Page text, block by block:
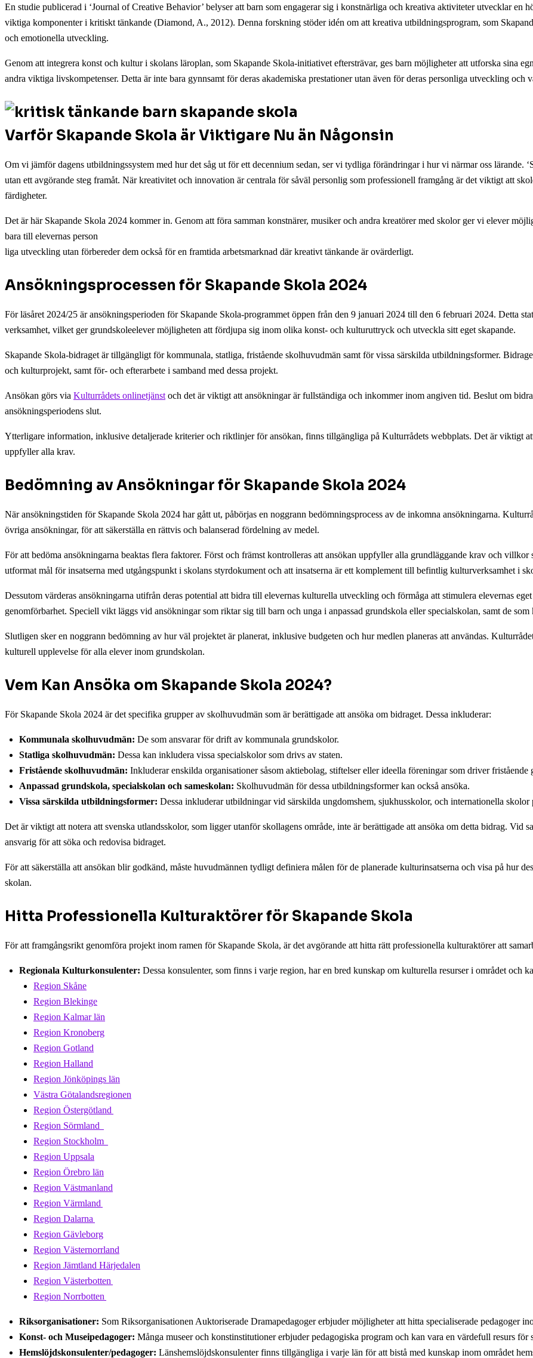
En studie publicerad i ‘Journal of Creative Behavior’ belyser att barn som engagerar sig i konstnärliga och kreativa aktiviteter utvecklar
viktiga komponenter i kritiskt tänkande (Diamond, A., 2012). Denna forskning stöder idén om att kreativa utbildningsprogram, som
och emotionella utveckling.
Genom att integrera konst och kultur i skolans läroplan, som Skapande Skola-initiativet eftersträvar, ges barn möjligheter att utforska sina
andra viktiga livskompetenser. Detta är inte bara gynnsamt för deras akademiska prestationer utan även för deras personliga utveckling och
Varför Skapande Skola är Viktigare Nu än Någonsin
Om vi jämför dagens utbildningssystem med hur det såg ut för ett decennium sedan, ser vi tydliga förändringar i hur vi närmar oss lärande.
utan ett avgörande steg framåt. När kreativitet och innovation är centrala för såväl personlig som professionell framgång är det viktigt att
färdigheter.
Det är här Skapande Skola 2024 kommer in. Genom att föra samman konstnärer, musiker och andra kreatörer med skolor ger vi elever
bara till elevernas person
liga utveckling utan förbereder dem också för en framtida arbetsmarknad där kreativt tänkande är ovärderligt.
Ansökningsprocessen för Skapande Skola 2024
För läsåret 2024/25 är ansökningsperioden för Skapande Skola-programmet öppen från den 9 januari 2024 till den 6 februari 2024. Detta
verksamhet, vilket ger grundskoleelever möjligheten att fördjupa sig inom olika konst- och kulturuttryck och utveckla sitt eget skapande.
Skapande Skola-bidraget är tillgängligt för kommunala, statliga, fristående skolhuvudmän samt för vissa särskilda utbildningsformer.
och kulturprojekt, samt för- och efterarbete i samband med dessa projekt.
Ansökan görs via Kulturrådets onlinetjänst och det är viktigt att ansökningar är fullständiga och inkommer inom angiven tid. Beslut om
ansökningsperiodens slut.
Ytterligare information, inklusive detaljerade kriterier och riktlinjer för ansökan, finns tillgängliga på Kulturrådets webbplats. Det är viktigt
uppfyller alla krav.
Bedömning av Ansökningar för Skapande Skola 2024
När ansökningstiden för Skapande Skola 2024 har gått ut, påbörjas en noggrann bedömningsprocess av de inkomna ansökningarna.
övriga ansökningar, för att säkerställa en rättvis och balanserad fördelning av medel.
För att bedöma ansökningarna beaktas flera faktorer. Först och främst kontrolleras att ansökan uppfyller alla grundläggande krav och
utformat mål för insatserna med utgångspunkt i skolans styrdokument och att insatserna är ett komplement till befintlig kulturverksamhet i
Dessutom värderas ansökningarna utifrån deras potential att bidra till elevernas kulturella utveckling och förmåga att stimulera elevernas
genomförbarhet. Speciell vikt läggs vid ansökningar som riktar sig till barn och unga i anpassad grundskola eller specialskolan, samt de
Slutligen sker en noggrann bedömning av hur väl projektet är planerat, inklusive budgeten och hur medlen planeras att användas.
kulturell upplevelse för alla elever inom grundskolan.
Vem Kan Ansöka om Skapande Skola 2024?
För Skapande Skola 2024 är det specifika grupper av skolhuvudmän som är berättigade att ansöka om bidraget. Dessa inkluderar:
Kommunala skolhuvudmän: De som ansvarar för drift av kommunala grundskolor.
Statliga skolhuvudmän: Dessa kan inkludera vissa specialskolor som drivs av staten.
Fristående skolhuvudmän: Inkluderar enskilda organisationer såsom aktiebolag, stiftelser eller ideella föreningar som driver fristående
Anpassad grundskola, specialskolan och sameskolan: Skolhuvudmän för dessa utbildningsformer kan också ansöka.
Vissa särskilda utbildningsformer: Dessa inkluderar utbildningar vid särskilda ungdomshem, sjukhusskolor, och internationella
Det är viktigt att notera att svenska utlandsskolor, som ligger utanför skollagens område, inte är berättigade att ansöka om detta bidrag. Vid
ansvarig för att söka och redovisa bidraget.
För att säkerställa att ansökan blir godkänd, måste huvudmännen tydligt definiera målen för de planerade kulturinsatserna och visa på hur
skolan.
Hitta Professionella Kulturaktörer för Skapande Skola
För att framgångsrikt genomföra projekt inom ramen för Skapande Skola, är det avgörande att hitta rätt professionella kulturaktörer att
Regionala Kulturkonsulenter: Dessa konsulenter, som finns i varje region, har en bred kunskap om kulturella resurser i området och
Region Skåne
Region Blekinge
Region Kalmar län
Region Kronoberg
Region Gotland
Region Halland
Region Jönköpings län
Västra Götalandsregionen
Region Östergötland
Region Sörmland
Region Stockholm
Region Uppsala
Region Örebro län
Region Västmanland
Region Värmland
Region Dalarna
Region Gävleborg
Region Västernorrland
Region Jämtland Härjedalen
Region Västerbotten
Region Norrbotten
Riksorganisationer: Som Riksorganisationen Auktoriserade Dramapedagoger erbjuder möjligheter att hitta specialiserade pedagoger
Konst- och Museipedagoger: Många museer och konstinstitutioner erbjuder pedagogiska program och kan vara en värdefull resurs för
Hemslöjdskonsulenter/pedagoger: Länshemslöjdskonsulenter finns tillgängliga i varje län för att bistå med kunskap inom området